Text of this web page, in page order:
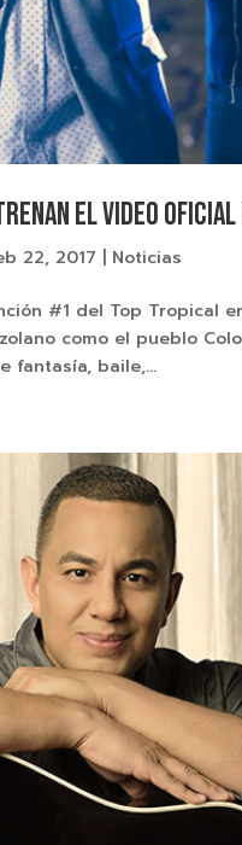
el video oficial
22, 2017 Noticias
#1 del Top Tropical
como el pueblo
fantasía, baile,...